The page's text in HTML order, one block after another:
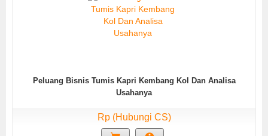
Peluang Bisnis Tumis Kapri Kembang Kol Dan Analisa
Usahanya
Rp (Hubungi CS)